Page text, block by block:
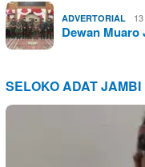
ADVERTORIAL
Dewan
SELOKO ADAT JAMBI